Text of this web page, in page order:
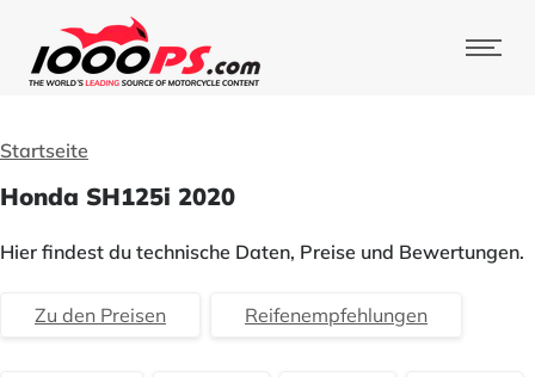
Startseite
Honda SH125i 2020
Hier findest du technische Daten, Preise und Bewertungen.
Zu den Preisen Reifenempfehlungen